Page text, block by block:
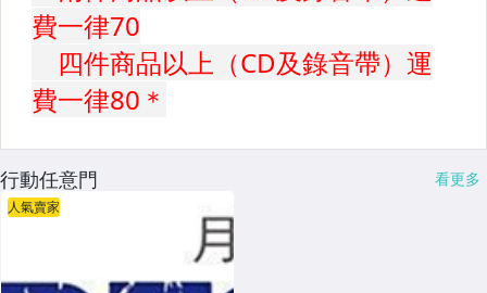
行動任意門 看更多
人氣賣家